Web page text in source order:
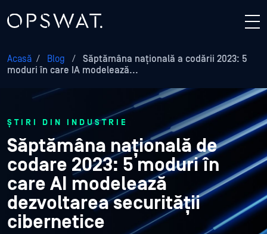
Acasă / Blog /
Săptămâna națională a codării 2023: 5
moduri în care IA modelează...
ȘTIRI DIN INDUSTRIE
Săptămâna națională de
codare 2023: 5 moduri în
care AI modelează
dezvoltarea securității
cibernetice